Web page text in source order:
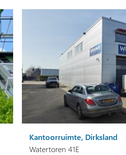
Kantoorruimte, Dirksland
Watertoren 41E